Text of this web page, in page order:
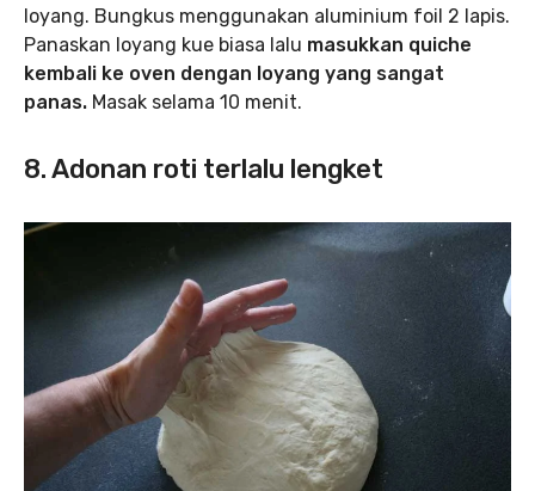
loyang. Bungkus menggunakan aluminium foil 2 lapis.
Panaskan loyang kue biasa lalu masukkan quiche
kembali ke oven dengan loyang yang sangat
panas. Masak selama 10 menit.
8. Adonan roti terlalu lengket